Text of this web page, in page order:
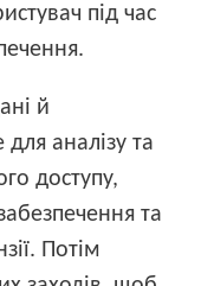
під час
й
аналізу та
доступу,
та
Потім